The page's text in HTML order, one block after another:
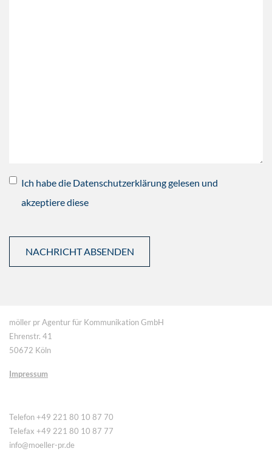
Ich habe die Datenschutzerklärung gelesen und
akzeptiere diese
möller pr Agentur für Kommunikation GmbH
Ehrenstr. 41
50672 Köln
Impressum
Telefon +49 221 80 10 87 70
Telefax +49 221 80 10 87 77
info@moeller-pr.de